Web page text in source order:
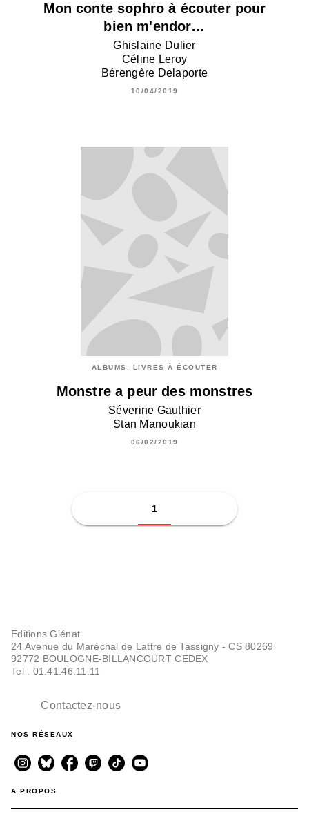
Mon conte sophro à écouter pour
bien m'endor…
Ghislaine Dulier
Céline Leroy
Bérengère Delaporte
10/04/2019
ALBUMS, LIVRES À ÉCOUTER
Monstre a peur des monstres
Séverine Gauthier
Stan Manoukian
06/02/2019
1
Editions Glénat
24 Avenue du Maréchal de Lattre de Tassigny - CS 80269
92772 BOULOGNE-BILLANCOURT CEDEX
Tel : 01.41.46.11.11
Contactez-nous
NOS RÉSEAUX
A PROPOS